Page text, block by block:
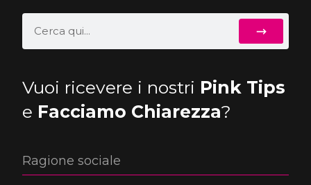
Vuoi ricevere i nostri Pink Tips
e Facciamo Chiarezza?